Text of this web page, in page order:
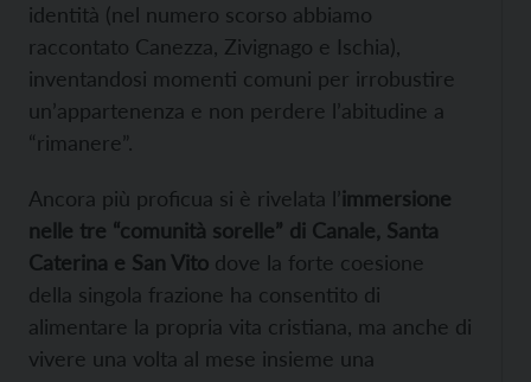
identità (nel numero scorso abbiamo
raccontato Canezza, Zivignago e Ischia),
inventandosi momenti comuni per irrobustire
un’appartenenza e non perdere l’abitudine a
“rimanere”.
Ancora più proficua si è rivelata l’immersione
nelle tre “comunità sorelle” di Canale, Santa
Caterina e San Vito dove la forte coesione
della singola frazione ha consentito di
alimentare la propria vita cristiana, ma anche di
vivere una volta al mese insieme una